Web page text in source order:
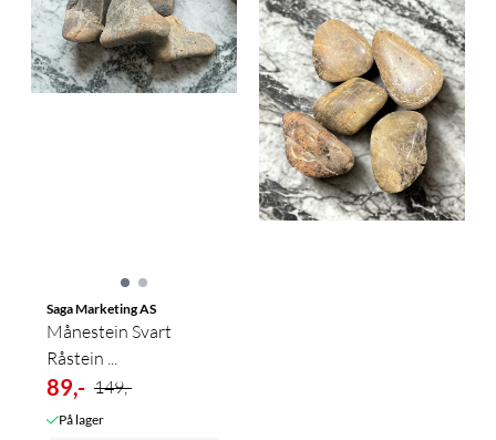
Saga Marketing AS
Månestein Svart
Råstein ...
89,- 149,-
På lager